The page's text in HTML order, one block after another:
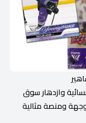
وازدهار سوق
ومنصة مثالية